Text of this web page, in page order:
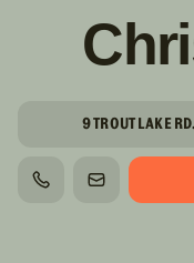
9 TROUT LAKE
TÉLÉPHONECOURRIEL